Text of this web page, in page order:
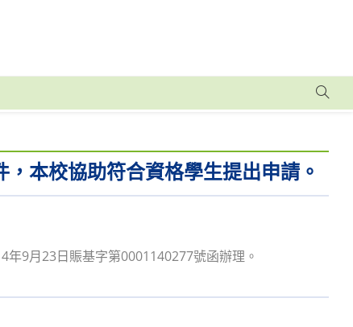
本校協助符合資格學生提出申請。
9月23日賑基字第0001140277號函辦理。